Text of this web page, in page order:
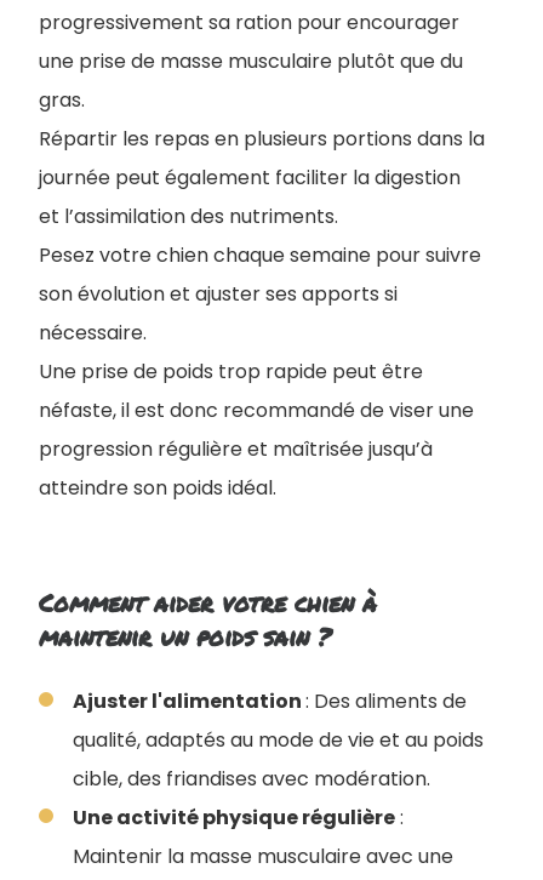
progressivement sa ration pour encourager
une prise de masse musculaire plutôt que du
gras.
Répartir les repas en plusieurs portions dans la
journée peut également faciliter la digestion
et l’assimilation des nutriments.
Pesez votre chien chaque semaine pour suivre
son évolution et ajuster ses apports si
nécessaire.
Une prise de poids trop rapide peut être
néfaste, il est donc recommandé de viser une
progression régulière et maîtrisée jusqu’à
atteindre son poids idéal.
Comment aider votre chien à
maintenir un poids sain ?
Ajuster l'alimentation: Des aliments de
qualité, adaptés au mode de vie et au poids
cible, des friandises avec modération.
Une activité physique régulière:
Maintenir la masse musculaire avec une